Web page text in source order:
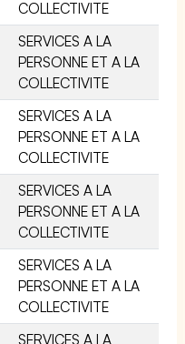
COLLECTIVITE
SERVICES A LA
PERSONNE ET A LA
COLLECTIVITE
SERVICES A LA
PERSONNE ET A LA
COLLECTIVITE
SERVICES A LA
PERSONNE ET A LA
COLLECTIVITE
SERVICES A LA
PERSONNE ET A LA
COLLECTIVITE
SERVICES A LA